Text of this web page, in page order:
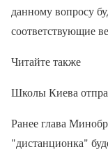
данному вопросу
соответствующие
Читайте также
Школы Киева
Ранее глава
"дистанционка"